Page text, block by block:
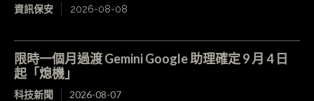
資訊保安 2026-08-08
限時一個月過渡 Gemini Google 助理確定 9 月 4 日
起「熄機」
科技新聞 2026-08-07